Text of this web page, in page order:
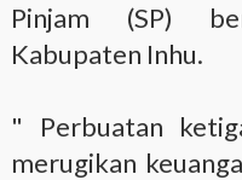
Pinjam (SP)
Kabupaten Inhu.
" Perbuatan
merugikan